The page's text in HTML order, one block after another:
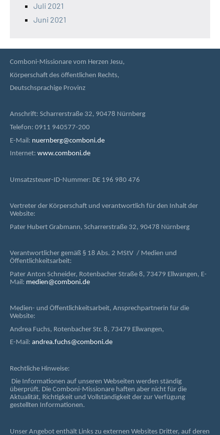
Juli 2021
Juni 2021
Comboni-Missionare vom Herzen Jesu,
Körperschaft des öffentlichen Rechts,
Deutschsprachige Provinz
Anschrift: Scharrerstraße 32, 90478 Nürnberg
Telefon: 0911 940577-200
E-Mail: nuernberg@comboni.de
Internet: www.comboni.de
Umsatzsteuer-ID-Nummer: DE 196 980 476
Vertreter der Körperschaft und verantwortlich für den Inhalt der
Website:
Pater Hubert Grabmann, Scharrerstraße 32, 90478 Nürnberg
Verantwortlicher gemäß § 18 Abs. 2 MStV / Medien und
Öffentlichkeitsarbeit:
Pater Anton Schneider, Rotenbacher Straße 8, 73479 Ellwangen, E-
Mail: medien@comboni.de
Medien- und Öffentlichkeitsarbeit, Ansprechpartnerin für die
Website:
Andrea Fuchs, Rotenbacher Str. 8, 73479 Ellwangen,
E-Mail: andrea.fuchs@comboni.de
Rechtliche Hinweise:
Die Informationen auf unseren Webseiten werden ständig
überprüft. Die Comboni-Missionare haften aber nicht für die
Aktualität, Richtigkeit und Vollständigkeit der zur Verfügung
gestellten Informationen.
Unser Angebot enthält Links zu externen Websites Dritter, auf deren